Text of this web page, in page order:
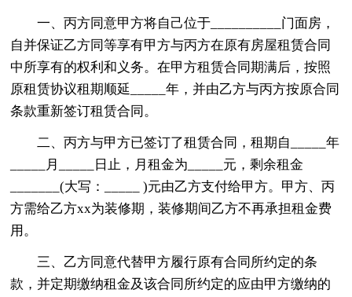
一、丙方同意甲方将自己位于__________门面房，
自并保证乙方同等享有甲方与丙方在原有房屋租赁合同
中所享有的权利和义务。在甲方租赁合同期满后，按照
原租赁协议租期顺延_____年，并由乙方与丙方按原合同
条款重新签订租赁合同。
二、丙方与甲方已签订了租赁合同，租期自_____年
_____月_____日止，月租金为_____元，剩余租金
_______(大写：_____ )元由乙方支付给甲方。甲方、丙
方需给乙方xx为装修期，装修期间乙方不再承担租金费
用。
三、乙方同意代替甲方履行原有合同所约定的条
款，并定期缴纳租金及该合同所约定的应由甲方缴纳的